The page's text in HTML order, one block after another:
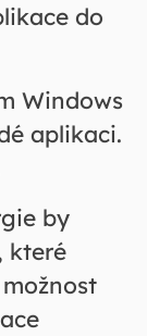
do
Windows
aplikaci.
by
které